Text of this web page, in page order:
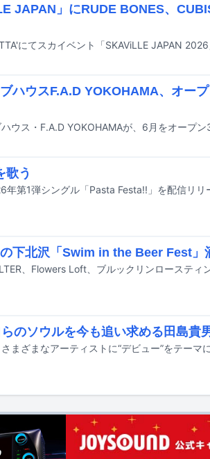
JAPAN」にRUDE BONES、
にてスカイベント「SKAViLLE JAPAN 2026
ハウスF.A.D YOKOHAMA、オー
歌う
下北沢「Swim in the Beer Fest」
のソウルを今も追い求める田島貴